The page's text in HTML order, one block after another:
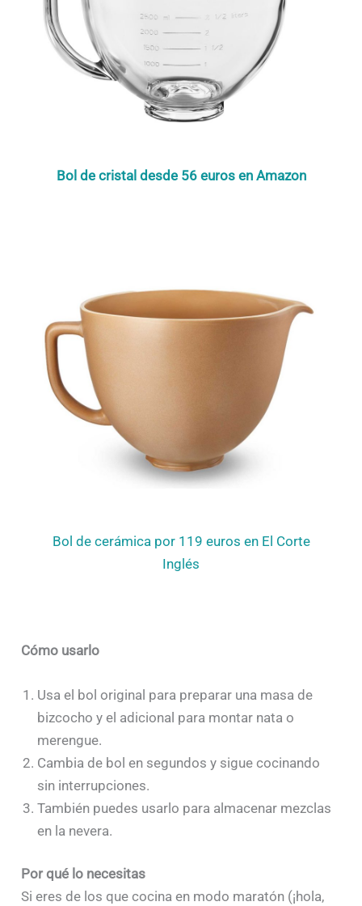
Bol de cristal desde 56 euros en Amazon
Bol de cerámica por 119 euros en El Corte
Inglés
Cómo usarlo
Usa el bol original para preparar una masa de
bizcocho y el adicional para montar nata o
merengue.
Cambia de bol en segundos y sigue cocinando
sin interrupciones.
También puedes usarlo para almacenar mezclas
en la nevera.
Por qué lo necesitas
Si eres de los que cocina en modo maratón (¡hola,